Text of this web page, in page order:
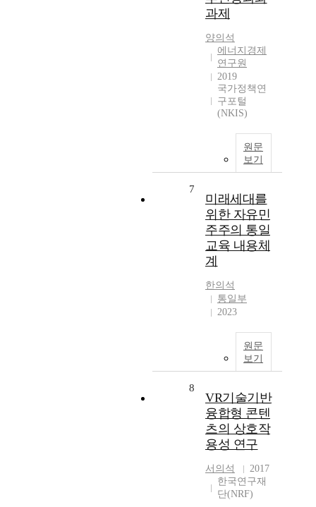
과제
양의석
에너지경제
연구원
2019
국가정책연
구포털
(NKIS)
원문
보기
7
미래세대를
위한 자유민
주주의 통일
교육 내용체
계
한의석
통일부
2023
원문
보기
8
VR기술기반
융합형 콘텐
츠의 상호작
용성 연구
서의석
2017
한국연구재
단(NRF)